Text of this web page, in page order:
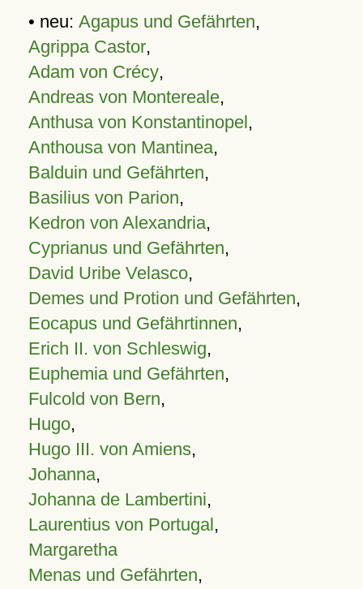
• neu: Agapus und Gefährten,
Agrippa Castor,
Adam von Crécy,
Andreas von Montereale,
Anthusa von Konstantinopel,
Anthousa von Mantinea,
Balduin und Gefährten,
Basilius von Parion,
Kedron von Alexandria,
Cyprianus und Gefährten,
David Uribe Velasco,
Demes und Protion und Gefährten,
Eocapus und Gefährtinnen,
Erich II. von Schleswig,
Euphemia und Gefährten,
Fulcold von Bern,
Hugo,
Hugo III. von Amiens,
Johanna,
Johanna de Lambertini,
Laurentius von Portugal,
Margaretha
Menas und Gefährten,